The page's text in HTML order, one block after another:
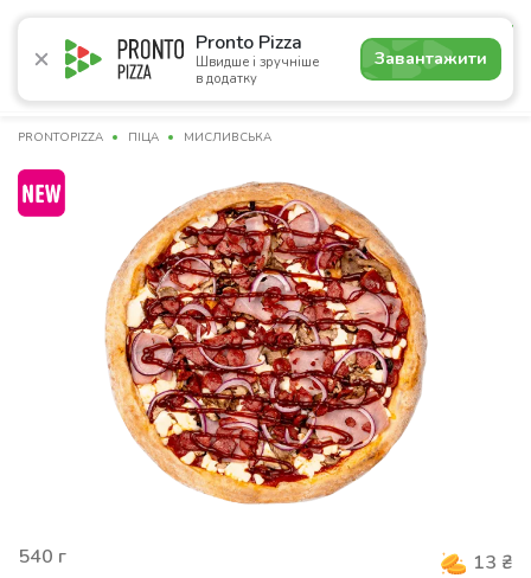
Pronto Pizza
Швидше і зручніше
в додатку
Завантажити
5.0
Акції Піца Суші Сети Напої Пасти
PRONTOPIZZA ПІЦА МИСЛИВСЬКА
540 г 13 ₴